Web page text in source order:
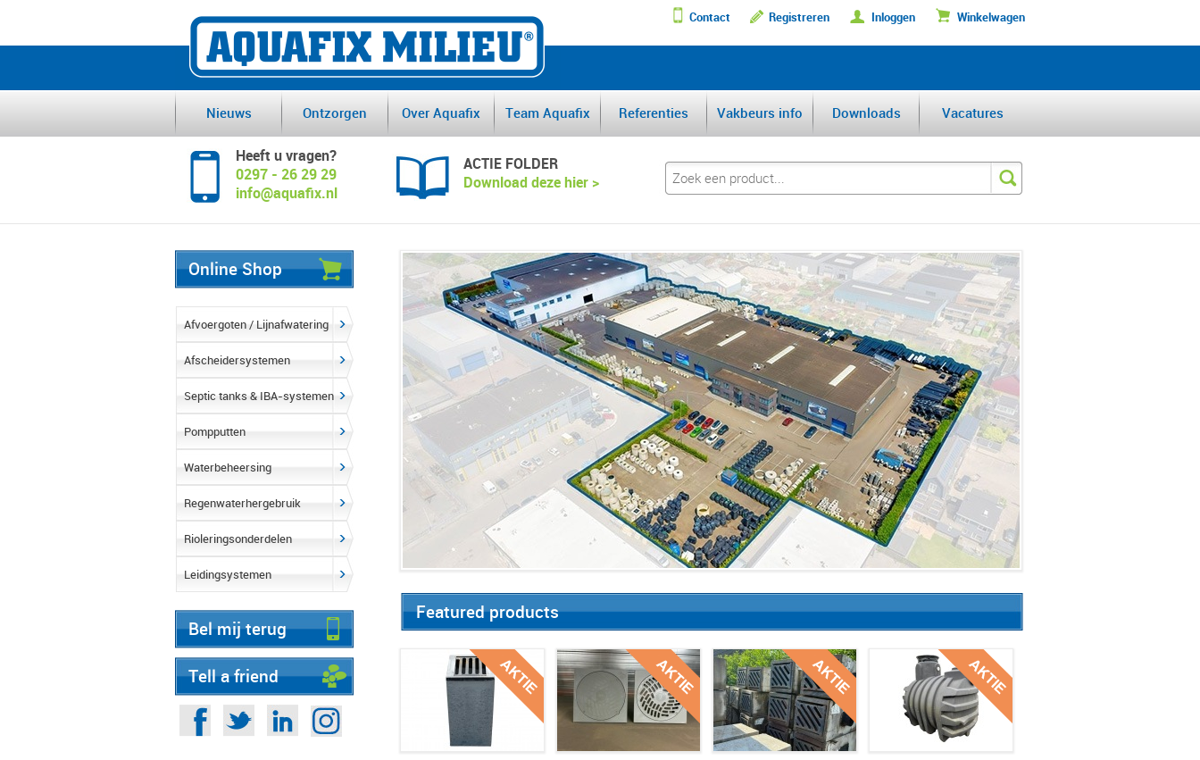
Contact Registreren Inloggen Winkelwagen
DE GROOTSTE AFSCHEIDERFABRIKANT VAN DE BENELUX
Nieuws Ontzorgen Over Aquafix Team Aquafix Referenties Vakbeurs info Downloads Vacatures
Heeft u vragen?
0297 - 26 29 29
info@aquafix.nl
ACTIE FOLDER
Download deze hier >
Online Shop
Afvoergoten / Lijnafwatering
Afscheidersystemen
Septic tanks & IBA-systemen
Pompputten
Waterbeheersing
Regenwaterhergebruik
Rioleringsonderdelen
Leidingsystemen
Bel mij terug
Tell a friend
Featured products